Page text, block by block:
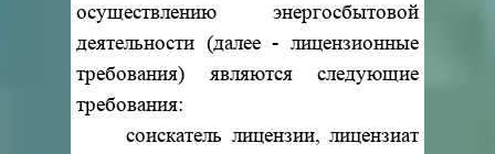
осуществлению энергосбытовой
деятельности (далее - лицензионные
требования) являются следующие
требования:
соискатель лицензии, лицензиат